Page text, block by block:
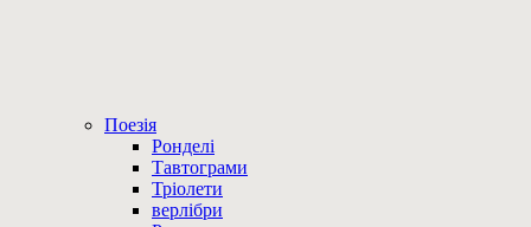
Поезія
Ронделі
Тавтограми
Тріолети
верлібри